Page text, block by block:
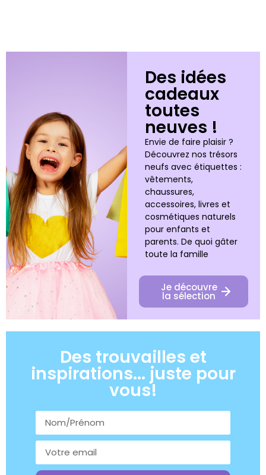
Des idées
cadeaux
toutes
neuves !
Envie de faire plaisir ?
Découvrez nos trésors
neufs avec étiquettes :
vêtements,
chaussures,
accessoires, livres et
cosmétiques naturels
pour enfants et
parents. De quoi gâter
toute la famille
Je découvre
la sélection
Des trouvailles et
inspirations... juste pour
vous!